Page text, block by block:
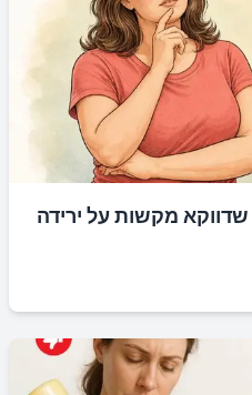
שדווקא מקשות על ירידה